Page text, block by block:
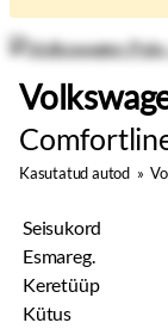
Kasutatud autod »
Seisukord
Esmareg.
Keretüüp
Kütus